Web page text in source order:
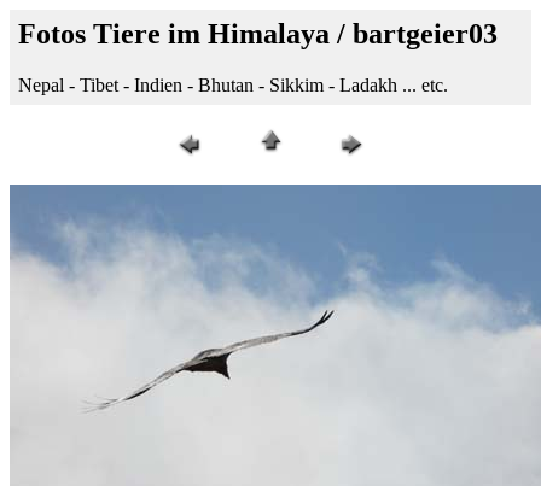
Fotos Tiere im Himalaya / bartgeier03
Nepal - Tibet - Indien - Bhutan - Sikkim - Ladakh ... etc.